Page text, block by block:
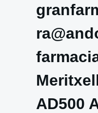
AD500